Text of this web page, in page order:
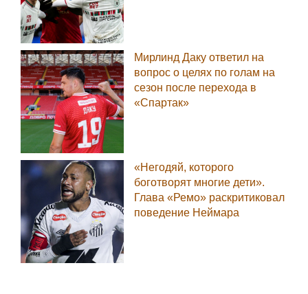
Мирлинд Даку ответил на
вопрос о целях по голам на
сезон после перехода в
«Спартак»
«Негодяй, которого
боготворят многие дети».
Глава «Ремо» раскритиковал
поведение Неймара